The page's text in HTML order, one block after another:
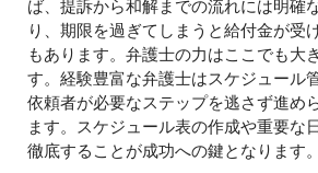
ば、提訴から和解までの流れには明確
り、期限を過ぎてしまうと給付金が受
もあります。弁護士の力はここでも大
す。経験豊富な弁護士はスケジュール
依頼者が必要なステップを逃さず進め
ます。スケジュール表の作成や重要な
徹底することが成功への鍵となります。